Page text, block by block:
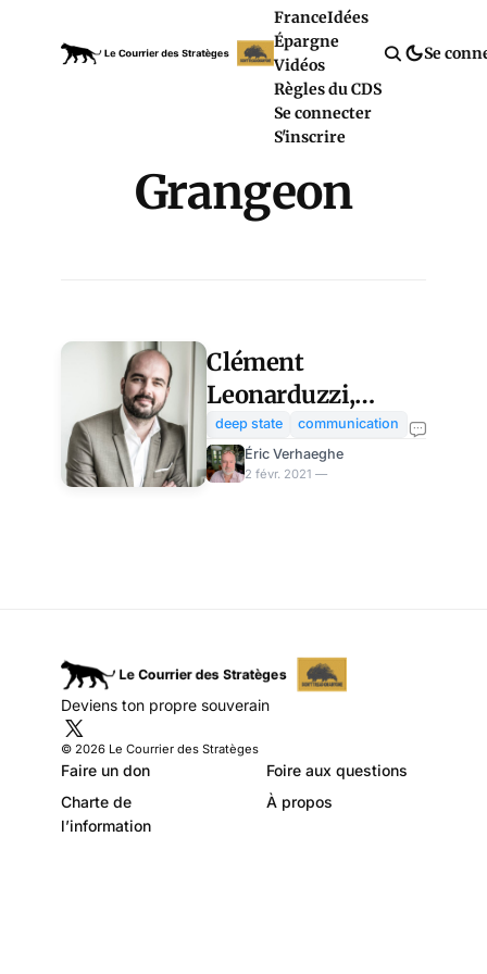
FranceIdées
Épargne
Vidéos
Règles du CDS
Se connecter
S'inscrire
Se
Grangeon
Clément
Leonarduzzi,
l’homme qui a
changé le
président Macron ?
deep state
communication
Éric Verhaeghe
2 févr. 2021 —
Deviens ton propre souverain
© 2026 Le Courrier des Stratèges
Faire un don
Foire aux questions
Charte de
l’information
À propos